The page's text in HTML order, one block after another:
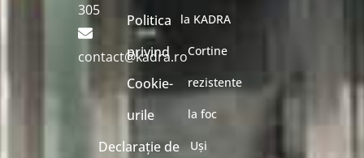
305
contact@kadra.ro
Politica
privind
Cookie-
urile
Declarație de
la KADRA
Cortine
rezistente
la foc
Uși